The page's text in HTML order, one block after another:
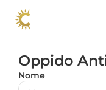
Nome